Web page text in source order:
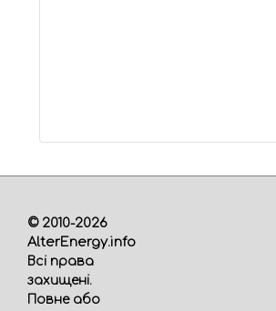
© 2010-2026
AlterEnergy.info
Всі права
захищені.
Повне або